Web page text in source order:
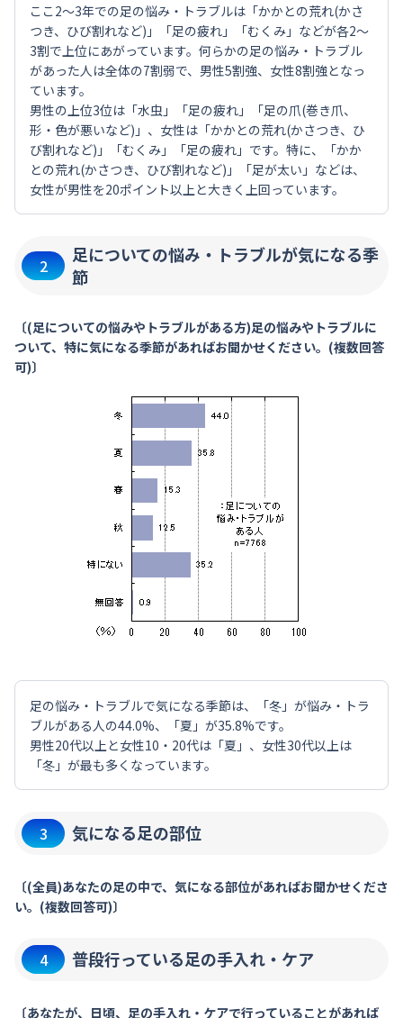
ここ2～3年での足の悩み・トラブルは「かかとの荒れ(かさ
つき、ひび割れなど)」「足の疲れ」「むくみ」などが各2～
3割で上位にあがっています。何らかの足の悩み・トラブル
があった人は全体の7割弱で、男性5割強、女性8割強となっ
ています。
男性の上位3位は「水虫」「足の疲れ」「足の爪(巻き爪、
形・色が悪いなど)」、女性は「かかとの荒れ(かさつき、ひ
び割れなど)」「むくみ」「足の疲れ」です。特に、「かか
との荒れ(かさつき、ひび割れなど)」「足が太い」などは、
女性が男性を20ポイント以上と大きく上回っています。
2
足についての悩み・トラブルが気になる季
節
〔(足についての悩みやトラブルがある方)足の悩みやトラブルに
ついて、特に気になる季節があればお聞かせください。(複数回答
可)〕
足の悩み・トラブルで気になる季節は、「冬」が悩み・トラ
ブルがある人の44.0%、「夏」が35.8%です。
男性20代以上と女性10・20代は「夏」、女性30代以上は
「冬」が最も多くなっています。
3 気になる足の部位
〔(全員)あなたの足の中で、気になる部位があればお聞かせくださ
い。(複数回答可)〕
4 普段行っている足の手入れ・ケア
〔あなたが、日頃、足の手入れ・ケアで行っていることがあれば